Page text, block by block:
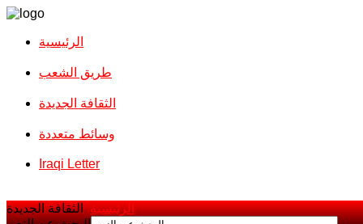
الرئيسية
طريق الشعب
الثقافة الجديدة
وسائط متعددة
Iraqi Letter
الرئيسية الثقافة الجديدة